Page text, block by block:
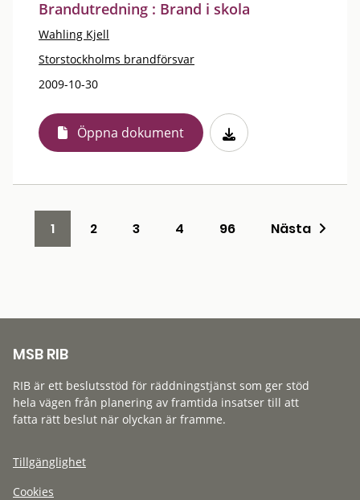
Brandutredning : Brand i skola
Wahling Kjell
Storstockholms brandförsvar
2009-10-30
Öppna dokument
1 2 3 4 96 Nästa
MSB RIB
RIB är ett beslutsstöd för räddningstjänst som ger stöd
hela vägen från planering av framtida insatser till att
fatta rätt beslut när olyckan är framme.
Tillgänglighet
Cookies